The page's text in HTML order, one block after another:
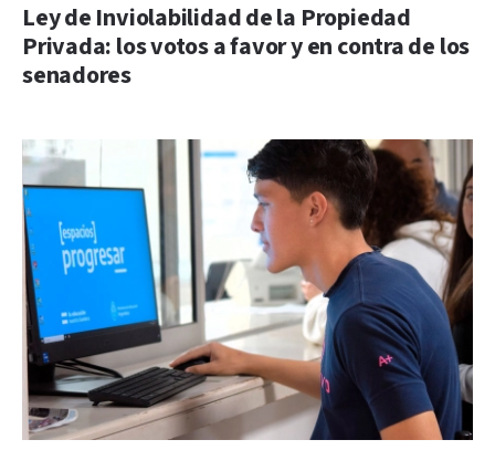
Ley de Inviolabilidad de la Propiedad
Privada: los votos a favor y en contra de los
senadores